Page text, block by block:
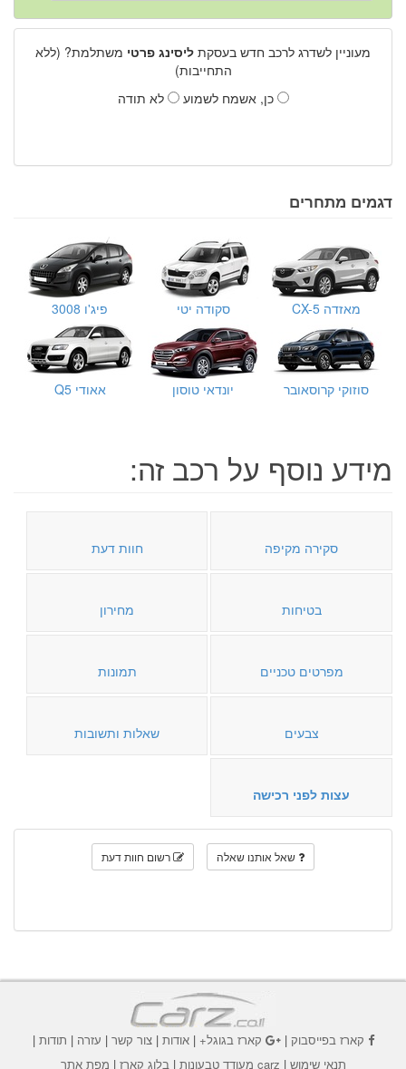
מעוניין לשדרג לרכב חדש בעסקת ליסינג פרטי משתלמת? (ללא
התחייבות)
כן, אשמח לשמוע
לא תודה
דגמים מתחרים
מאזדה CX-5 סקודה יטי פיג'ו 3008
סוזוקי קרוסאובר יונדאי טוסון אאודי Q5
מידע נוסף על רכב זה:
סקירה מקיפה חוות דעת
בטיחות מחירון
מפרטים טכניים תמונות
צבעים שאלות ותשובות
עצות לפני רכישה
שאל אותנו שאלה רשום חוות דעת
קארז בפייסבוק| קארז בגוגל+|אודות |צור קשר | עזרה | תודות |
תנאי שימוש | carz מעודד טבעונות | בלוג קארז | מפת אתר